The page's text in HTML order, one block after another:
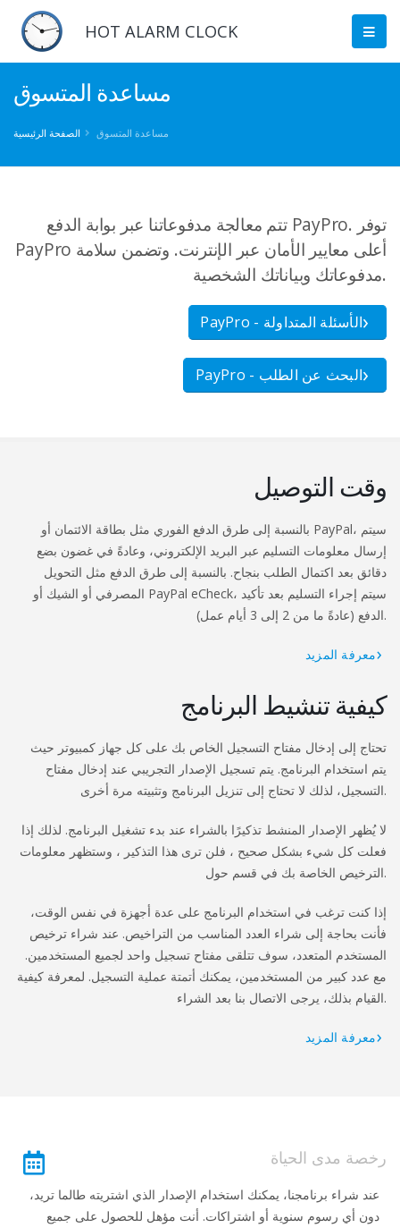
HOT ALARM CLOCK
مساعدة المتسوق
الصفحة الرئيسية مساعدة المتسوق
تتم معالجة مدفوعاتنا عبر بوابة الدفع PayPro. توفر
PayPro أعلى معايير الأمان عبر الإنترنت. وتضمن سلامة
مدفوعاتك وبياناتك الشخصية.
PayPro - الأسئلة المتداولة
PayPro - البحث عن الطلب
وقت التوصيل
بالنسبة إلى طرق الدفع الفوري مثل بطاقة الائتمان أو PayPal، سيتم
إرسال معلومات التسليم عبر البريد الإلكتروني، وعادةً في غضون بضع
دقائق بعد اكتمال الطلب بنجاح. بالنسبة إلى طرق الدفع مثل التحويل
المصرفي أو الشيك أو PayPal eCheck، سيتم إجراء التسليم بعد تأكيد
الدفع (عادةً ما من 2 إلى 3 أيام عمل).
معرفة المزيد
كيفية تنشيط البرنامج
تحتاج إلى إدخال مفتاح التسجيل الخاص بك على كل جهاز كمبيوتر حيث
يتم استخدام البرنامج. يتم تسجيل الإصدار التجريبي عند إدخال مفتاح
التسجيل، لذلك لا تحتاج إلى تنزيل البرنامج وتثبيته مرة أخرى.
لا يُظهر الإصدار المنشط تذكيرًا بالشراء عند بدء تشغيل البرنامج. لذلك إذا
فعلت كل شيء بشكل صحيح ، فلن ترى هذا التذكير ، وستظهر معلومات
الترخيص الخاصة بك في قسم حول.
إذا كنت ترغب في استخدام البرنامج على عدة أجهزة في نفس الوقت،
فأنت بحاجة إلى شراء العدد المناسب من التراخيص. عند شراء ترخيص
المستخدم المتعدد، سوف تتلقى مفتاح تسجيل واحد لجميع المستخدمين.
مع عدد كبير من المستخدمين، يمكنك أتمتة عملية التسجيل. لمعرفة كيفية
القيام بذلك، يرجى الاتصال بنا بعد الشراء.
معرفة المزيد
رخصة مدى الحياة
عند شراء برنامجنا، يمكنك استخدام الإصدار الذي اشتريته طالما تريد،
دون أي رسوم سنوية أو اشتراكات. أنت مؤهل للحصول على جميع